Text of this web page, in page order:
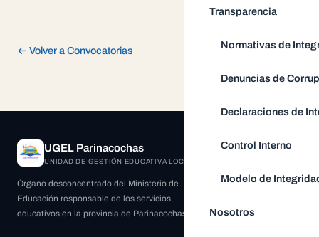
Transparencia
Normativas de
Denuncias de
Declaraciones de
Control Interno
Modelo de
Nosotros
← Volver a Convocatorias
UGEL Parinacochas
UNIDAD DE GESTIÓN EDUCATIVA LOCAL
Órgano desconcentrado del Ministerio de
Educación responsable de los servicios
educativos en la provincia de Parinacochas.